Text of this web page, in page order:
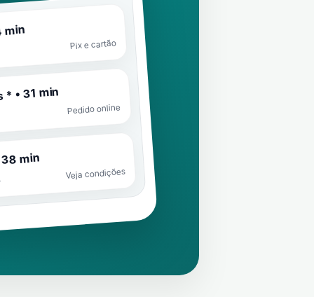
min
Pix e cartão
• 31 min
Pedido online
min
Veja condições